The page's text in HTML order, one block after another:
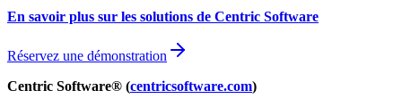
En savoir plus sur les solutions de Centric Software
Réservez une démonstration
Centric Software® (centricsoftware.com)